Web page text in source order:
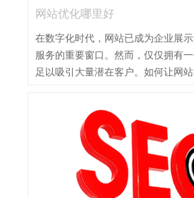
网站优化哪里好
在数字化时代，网站已成为企业展
服务的重要窗口。然而，仅仅拥有
足以吸引大量潜在客户。如何让网
网站能够在搜索引擎中获得更高的
的有效访问者。2，稳定性强：通过
站，其排名稳定性强，能够长期保
列。3，成本效益高：相比其他推广
本更低，且长期效益显著。4，用户